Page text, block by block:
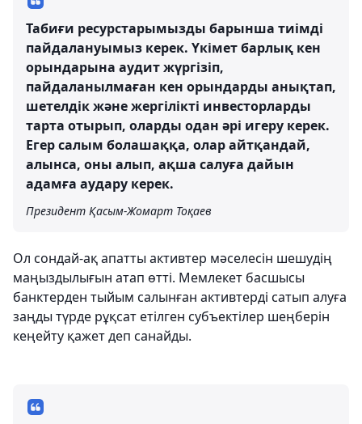
Табиғи ресурстарымызды барынша тиімді
пайдалануымыз керек. Үкімет барлық кен
орындарына аудит жүргізіп,
пайдаланылмаған кен орындарды анықтап,
шетелдік және жергілікті инвесторларды
тарта отырып, оларды одан әрі игеру керек.
Егер салым болашаққа, олар айтқандай,
алынса, оны алып, ақша салуға дайын
адамға аудару керек.
Президент Қасым-Жомарт Тоқаев
Ол сондай-ақ апатты активтер мәселесін шешудің
маңыздылығын атап өтті. Мемлекет басшысы
банктерден тыйым салынған активтерді сатып алуға
заңды түрде рұқсат етілген субъектілер шеңберін
кеңейту қажет деп санайды.